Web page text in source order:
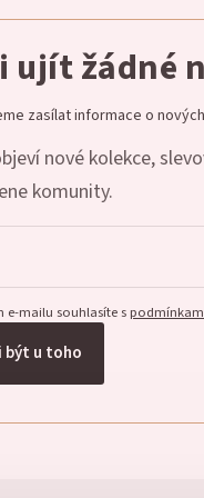
ujít žádné
zasílat informace o
nové kolekce,
komunity.
e-mailu souhlasíte s
být u toho